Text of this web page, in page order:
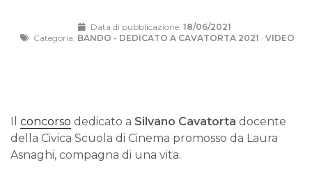
Data di pubblicazione: 18/06/2021
Categoria: BANDO - DEDICATO A CAVATORTA 2021 ·VIDEO
Il concorso dedicato a Silvano Cavatorta docente
della Civica Scuola di Cinema promosso da Laura
Asnaghi, compagna di una vita.